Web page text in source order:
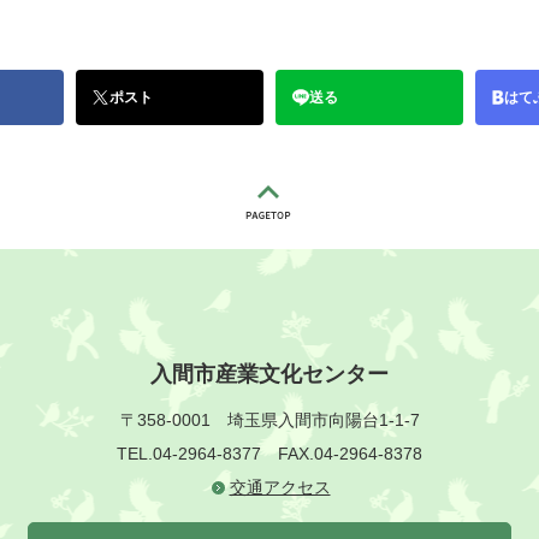
ポスト 送る はて
入間市産業文化センター
〒358-0001 埼玉県入間市向陽台1-1-7
TEL.04-2964-8377FAX.04-2964-8378
交通アクセス